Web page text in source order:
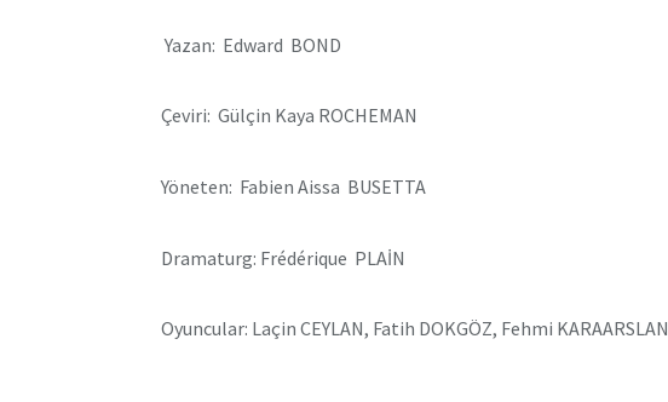
Yazan: Edward BOND
Çeviri: Gülçin Kaya ROCHEMAN
Yöneten: Fabien Aissa BUSETTA
Dramaturg: Frédérique PLAİN
Oyuncular: Laçin CEYLAN, Fatih DOKGÖZ, Fehmi KARAARSLAN